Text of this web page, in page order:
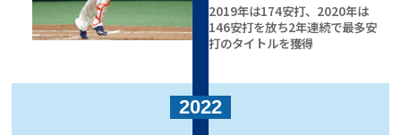
2019年は174安打、 2020年は
146安打を放ち2年連続で最多安
打のタイトルを獲得
2022